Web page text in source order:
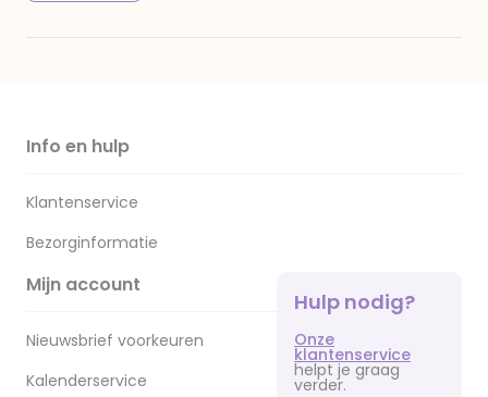
Info en hulp
Klantenservice
Bezorginformatie
Mijn account
Nieuwsbrief voorkeuren
Kalenderservice
Hulp nodig?
Onze
klantenservice
helpt je graag
verder.